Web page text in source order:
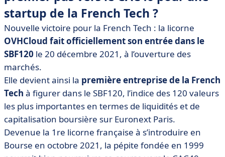
startup de la French Tech ?
Nouvelle victoire pour la French Tech : la licorne
OVHCloud fait officiellement son entrée dans le
SBF120 le 20 décembre 2021, à l’ouverture des
marchés.
Elle devient ainsi la première entreprise de la French
Tech à figurer dans le SBF120, l’indice des 120 valeurs
les plus importantes en termes de liquidités et de
capitalisation boursière sur Euronext Paris.
Devenue la 1re licorne française à s’introduire en
Bourse en octobre 2021, la pépite fondée en 1999